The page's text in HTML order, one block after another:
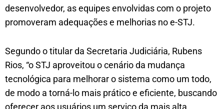
desenvolvedor, as equipes envolvidas com o projeto
promoveram adequações e melhorias no e-STJ.
Segundo o titular da Secretaria Judiciária, Rubens
Rios, “o STJ aproveitou o cenário da mudança
tecnológica para melhorar o sistema como um todo,
de modo a torná-lo mais prático e eficiente, buscando
oferecer aos usuários um serviço da mais alta